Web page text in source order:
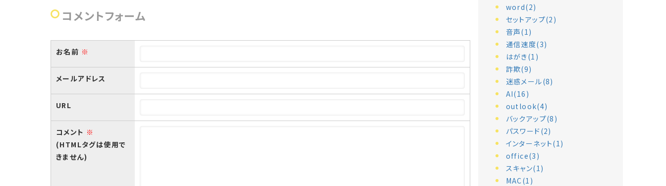
コメントフォーム
お名前 ※
メールアドレス
URL
コメント ※
(HTMLタグは使用で
きません)
word(2)
セットアップ(2)
音声(1)
通信速度(3)
はがき(1)
詐欺(9)
迷惑メール(8)
AI(16)
outlook(4)
バックアップ(8)
パスワード(2)
インターネット(1)
office(3)
スキャン(1)
MAC(1)